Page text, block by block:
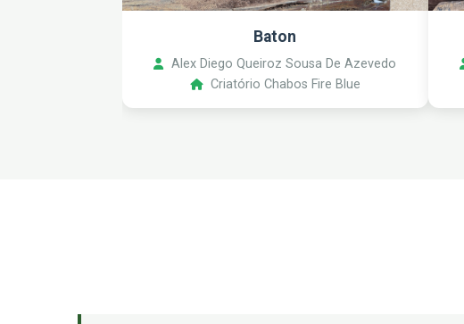
Baton
Alex Diego Queiroz Sousa De Azevedo
Criatório Chabos Fire Blue